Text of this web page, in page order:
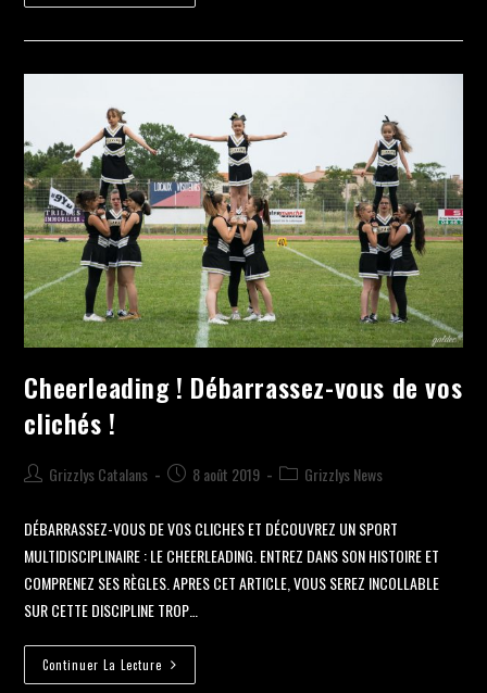
Cheerleading ! Débarrassez-vous de vos
clichés !
Grizzlys Catalans 8 août 2019 Grizzlys News
DÉBARRASSEZ-VOUS DE VOS CLICHES ET DÉCOUVREZ UN SPORT
MULTIDISCIPLINAIRE : LE CHEERLEADING. ENTREZ DANS SON HISTOIRE ET
COMPRENEZ SES RÈGLES. APRES CET ARTICLE, VOUS SEREZ INCOLLABLE
SUR CETTE DISCIPLINE TROP…
Continuer La Lecture